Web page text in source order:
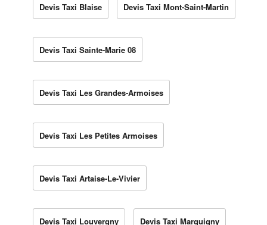
Devis Taxi Blaise Devis Taxi Mont-Saint-Martin
Devis Taxi Sainte-Marie 08
Devis Taxi Les Grandes-Armoises
Devis Taxi Les Petites Armoises
Devis Taxi Artaise-Le-Vivier
Devis Taxi Louvergny Devis Taxi Marquigny